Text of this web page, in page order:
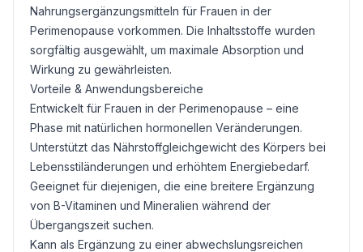
Nahrungsergänzungsmitteln für Frauen in der
Perimenopause vorkommen. Die Inhaltsstoffe wurden
sorgfältig ausgewählt, um maximale Absorption und
Wirkung zu gewährleisten.
Vorteile & Anwendungsbereiche
Entwickelt für Frauen in der Perimenopause – eine
Phase mit natürlichen hormonellen Veränderungen.
Unterstützt das Nährstoffgleichgewicht des Körpers bei
Lebensstiländerungen und erhöhtem Energiebedarf.
Geeignet für diejenigen, die eine breitere Ergänzung
von B-Vitaminen und Mineralien während der
Übergangszeit suchen.
Kann als Ergänzung zu einer abwechslungsreichen